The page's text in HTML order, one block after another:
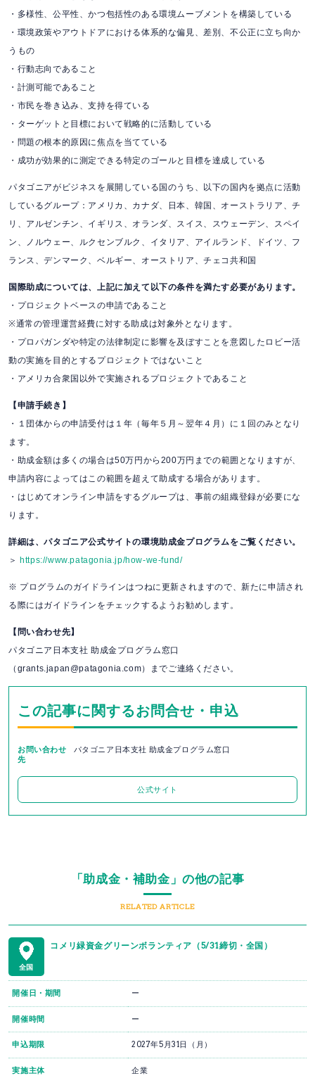
・多様性、公平性、かつ包括性のある環境ムーブメントを構築している
・環境政策やアウトドアにおける体系的な偏見、差別、不公正に立ち向か
うもの
・行動志向であること
・計測可能であること
・市民を巻き込み、支持を得ている
・ターゲットと目標において戦略的に活動している
・問題の根本的原因に焦点を当てている
・成功が効果的に測定できる特定のゴールと目標を達成している
パタゴニアがビジネスを展開している国のうち、以下の国内を拠点に活動
しているグループ：アメリカ、カナダ、日本、韓国、オーストラリア、チ
リ、アルゼンチン、イギリス、オランダ、スイス、スウェーデン、スペイ
ン、ノルウェー、ルクセンブルク、イタリア、アイルランド、ドイツ、フ
ランス、デンマーク、ベルギー、オーストリア、チェコ共和国
国際助成については、上記に加えて以下の条件を満たす必要があります。
・プロジェクトベースの申請であること
※通常の管理運営経費に対する助成は対象外となります。
・プロパガンダや特定の法律制定に影響を及ぼすことを意図したロビー活
動の実施を目的とするプロジェクトではないこと
・アメリカ合衆国以外で実施されるプロジェクトであること
【申請手続き】
・１団体からの申請受付は１年（毎年５月～翌年４月）に１回のみとなり
ます。
・助成金額は多くの場合は50万円から200万円までの範囲となりますが、
申請内容によってはこの範囲を超えて助成する場合があります。
・はじめてオンライン申請をするグループは、事前の組織登録が必要にな
ります。
詳細は、パタゴニア公式サイトの環境助成金プログラムをご覧ください。
＞ https://www.patagonia.jp/how-we-fund/
※ プログラムのガイドラインはつねに更新されますので、新たに申請され
る際にはガイドラインをチェックするようお勧めします。
【問い合わせ先】
パタゴニア日本支社 助成金プログラム窓口
（grants.japan@patagonia.com）までご連絡ください。
この記事に関するお問合せ・申込
お問い合わせ
先
パタゴニア日本支社 助成金プログラム窓口
公式サイト
「助成金・補助金」の他の記事
RELATED ARTICLE
全国
コメリ緑資金グリーンボランティア（5/31締切・全国）
開催日・期間 ー
開催時間 ー
申込期限 2027年5月31日（月）
実施主体 企業